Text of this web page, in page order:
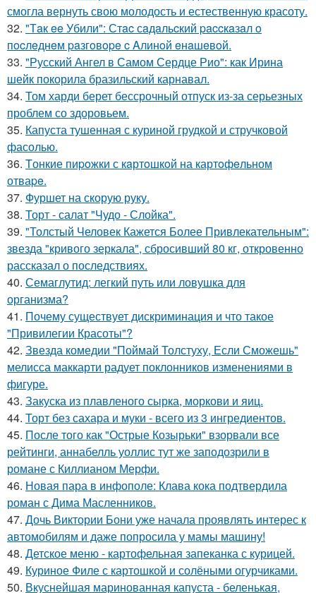
смогла вернуть свою молодость и естественную красоту.
32. "Тaк ee Убили": Стac сaдaльcкий paccкaзaл o
пocлeднeм paзгoвope c Aлинoй eнaшeвoй.
33. "Русский Ангел в Самом Сердце Рио": как Ирина
шейк покорила бразильский карнавал.
34. Том харди берет бессрочный отпуск из-за серьезных
проблем со здоровьем.
35. Капуста тушенная с куриной грудкой и стручковой
фасолью.
36. Tонкие пиpoжки с кaртoшкoй на картoфeльном
отваpe.
37. Фуршет на скорую руку.
38. Торт - салат "Чудо - Слойка".
39. "Толстый Человек Кажется Более Привлекательным":
звезда "кривого зеркала", сбросивший 80 кг, откровенно
рассказал о последствиях.
40. Семаглутид: легкий путь или ловушка для
организма?
41. Почему существует дискриминация и что такое
"Привилегии Красоты"?
42. Звезда комедии "Поймай Толстуху, Если Сможешь"
мелисса маккарти радует поклонников изменениями в
фигуре.
43. Закуска из плавленого сырка, моркови и яиц.
44. Торт без сахара и муки - всего из 3 ингредиентов.
45. После того как "Острые Козырьки" взорвали все
рейтинги, аннабелль уоллис тут же заподозрили в
романе с Киллианом Мерфи.
46. Новая пара в инфополе: Клава кока подтвердила
роман с Дима Масленников.
47. Дочь Виктории Бони уже начала проявлять интерес к
автомобилям и даже попросила у мамы машину!
48. Детское меню - картофельная запеканка с курицей.
49. Куриное Филе с картошкой и солёными огурчиками.
50. Вкуснейшая маринованная капуста - беленькая,